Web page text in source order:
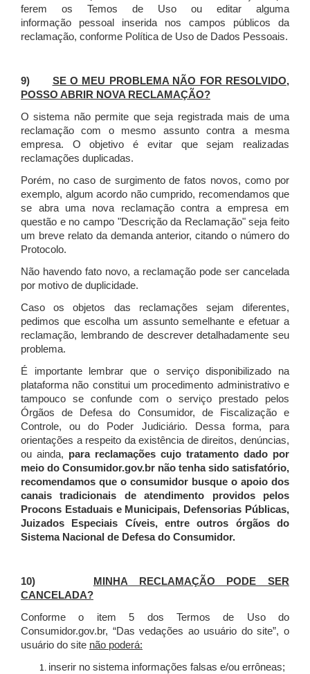
ferem os Temos de Uso ou editar alguma
informação pessoal inserida nos campos públicos da
reclamação, conforme Política de Uso de Dados Pessoais.
9) SE O MEU PROBLEMA NÃO FOR RESOLVIDO,
POSSO ABRIR NOVA RECLAMAÇÃO?
O sistema não permite que seja registrada mais de uma
reclamação com o mesmo assunto contra a mesma
empresa. O objetivo é evitar que sejam realizadas
reclamações duplicadas.
Porém, no caso de surgimento de fatos novos, como por
exemplo, algum acordo não cumprido, recomendamos que
se abra uma nova reclamação contra a empresa em
questão e no campo "Descrição da Reclamação" seja feito
um breve relato da demanda anterior, citando o número do
Protocolo.
Não havendo fato novo, a reclamação pode ser cancelada
por motivo de duplicidade.
Caso os objetos das reclamações sejam diferentes,
pedimos que escolha um assunto semelhante e efetuar a
reclamação, lembrando de descrever detalhadamente seu
problema.
É importante lembrar que o serviço disponibilizado na
plataforma não constitui um procedimento administrativo e
tampouco se confunde com o serviço prestado pelos
Órgãos de Defesa do Consumidor, de Fiscalização e
Controle, ou do Poder Judiciário. Dessa forma, para
orientações a respeito da existência de direitos, denúncias,
ou ainda, para reclamações cujo tratamento dado por
meio do Consumidor.gov.br não tenha sido satisfatório,
recomendamos que o consumidor busque o apoio dos
canais tradicionais de atendimento providos pelos
Procons Estaduais e Municipais, Defensorias Públicas,
Juizados Especiais Cíveis, entre outros órgãos do
Sistema Nacional de Defesa do Consumidor.
10)
MINHA RECLAMAÇÃO PODE SER
CANCELADA?
Conforme o item 5 dos Termos de Uso do
Consumidor.gov.br, “Das vedações ao usuário do site”, o
usuário do site não poderá:
inserir no sistema informações falsas e/ou errôneas;